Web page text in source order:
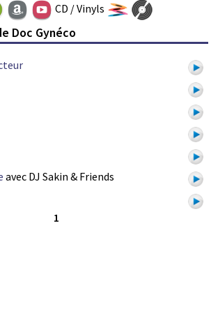
CD / Vinyls
Doc Gynéco
avec DJ Sakin & Friends
1